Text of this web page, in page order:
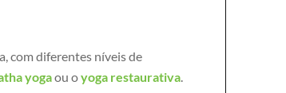
com diferentes níveis de
yogaou oyoga restaurativa.